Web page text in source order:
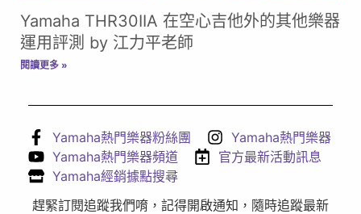
Yamaha THR30IIA 在空心吉他外的其他樂器
運用評測 by 江力平老師
閱讀更多 »
Yamaha熱門樂器粉絲團
Yamaha熱門樂器
Yamaha熱門樂器頻道
官方最新活動訊息
Yamaha經銷據點搜尋
趕緊訂閱追蹤我們唷，記得開啟通知，隨時追蹤最新